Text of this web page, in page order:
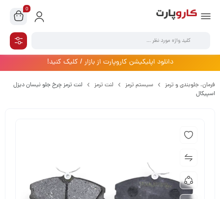
0
دانلود اپلیکیشن کاروپارت از بازار / کلیک کنید!
فرمان،‌ جلوبندی و ترمز سیستم ترمز لنت ترمز
لنت ترمز چرخ جلو نیسان دیزل
اسپیکال